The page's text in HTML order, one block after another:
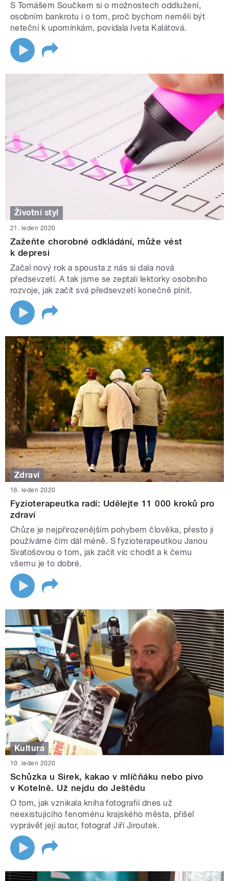
S Tomášem Součkem si o možnostech oddlužení,
osobním bankrotu i o tom, proč bychom neměli být
neteční k upomínkám, povídala Iveta Kalátová.
Životní styl
21. leden 2020
Zažeňte chorobné odkládání, může vést
k depresi
Začal nový rok a spousta z nás si dala nová
předsevzetí. A tak jsme se zeptali lektorky osobního
rozvoje, jak začít svá předsevzetí konečně plnit.
Zdraví
16. leden 2020
Fyzioterapeutka radí: Udělejte 11 000 kroků pro
zdraví
Chůze je nejpřirozenějším pohybem člověka, přesto ji
používáme čím dál méně. S fyzioterapeutkou Janou
Svatošovou o tom, jak začít víc chodit a k čemu
všemu je to dobré.
Kultura
10. leden 2020
Schůzka u Sirek, kakao v mlíčňáku nebo pivo
v Kotelně. Už nejdu do Ještědu
O tom, jak vznikala kniha fotografií dnes už
neexistujícího fenoménu krajského města, přišel
vyprávět její autor, fotograf Jiří Jiroutek.